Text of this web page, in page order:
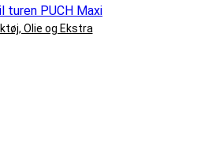
Olie og Ekstra